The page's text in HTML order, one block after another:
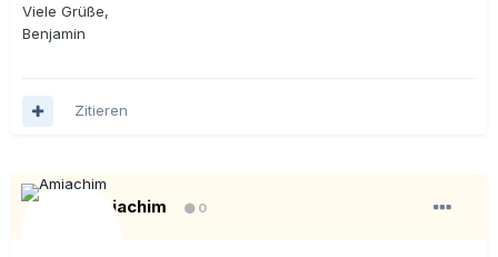
Viele Grüße,
Benjamin
Zitieren
Amiachim 0